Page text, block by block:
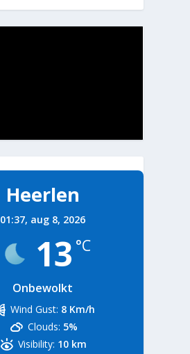
Heerlen
01:37, aug 8, 2026
13 °C
Onbewolkt
Wind Gust: 8 Km/h
Clouds: 5%
Visibility: 10 km